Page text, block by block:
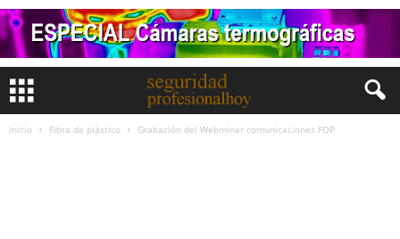
Inicio Fibra de plástico Grabación del Webminar comunicaciones FOP